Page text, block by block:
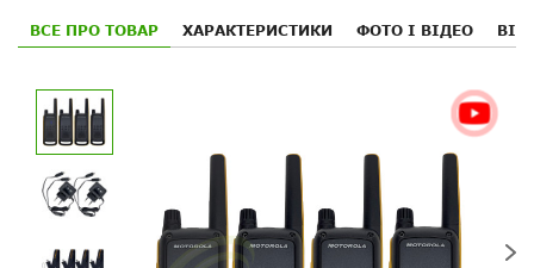
ВСЕ ПРО ТОВАР ХАРАКТЕРИСТИКИ ФОТО І ВІДЕО